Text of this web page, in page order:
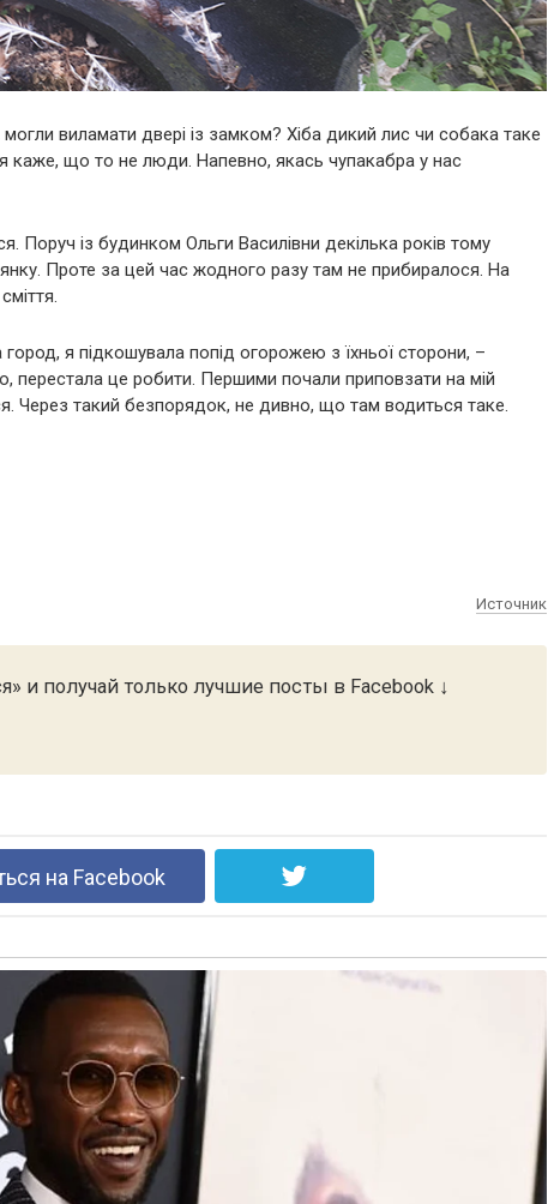
виламати двері із замком? Хіба дикий лис чи собака таке
каже, що то не люди. Напевно, якась чупакабра у нас
із будинком Ольги Василівни декілька років тому
Проте за цей час жодного разу там не прибиралося. На
город, я підкошувала попід огорожею з їхньої сторони, –
перестала це робити. Першими почали приповзати на мій
Через такий безпорядок, не дивно, що там водиться таке.
Источник
и получай только лучшие посты в Facebook ↓
на Facebook